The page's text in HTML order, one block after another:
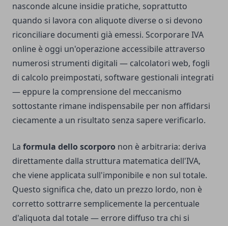
nasconde alcune insidie pratiche, soprattutto
quando si lavora con aliquote diverse o si devono
riconciliare documenti già emessi. Scorporare IVA
online è oggi un'operazione accessibile attraverso
numerosi strumenti digitali — calcolatori web, fogli
di calcolo preimpostati, software gestionali integrati
— eppure la comprensione del meccanismo
sottostante rimane indispensabile per non affidarsi
ciecamente a un risultato senza sapere verificarlo.
La formula dello scorporo non è arbitraria: deriva
direttamente dalla struttura matematica dell'IVA,
che viene applicata sull'imponibile e non sul totale.
Questo significa che, dato un prezzo lordo, non è
corretto sottrarre semplicemente la percentuale
d'aliquota dal totale — errore diffuso tra chi si